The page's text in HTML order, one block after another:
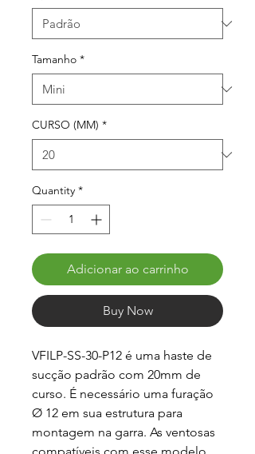
Tamanho *
CURSO (MM) *
Quantity *
Adicionar ao carrinho
Buy Now
VFILP-SS-30-P12 é uma haste de
sucção padrão com 20mm de
curso. É necessário uma furação
Ø 12 em sua estrutura para
montagem na garra. As ventosas